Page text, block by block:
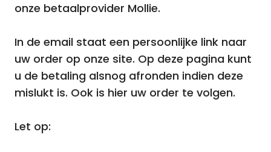
onze betaalprovider Mollie.
In de email staat een persoonlijke link naar
uw order op onze site. Op deze pagina kunt
u de betaling alsnog afronden indien deze
mislukt is. Ook is hier uw order te volgen.
Let op: